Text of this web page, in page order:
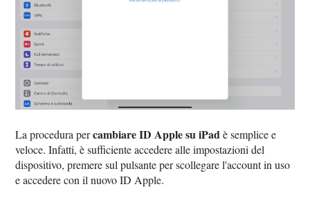
La procedura percambiare ID Apple su iPad è semplice e
veloce. Infatti, è sufficiente accedere alle impostazioni del
dispositivo, premere sul pulsante per scollegare l'account in uso
e accedere con il nuovo ID Apple.